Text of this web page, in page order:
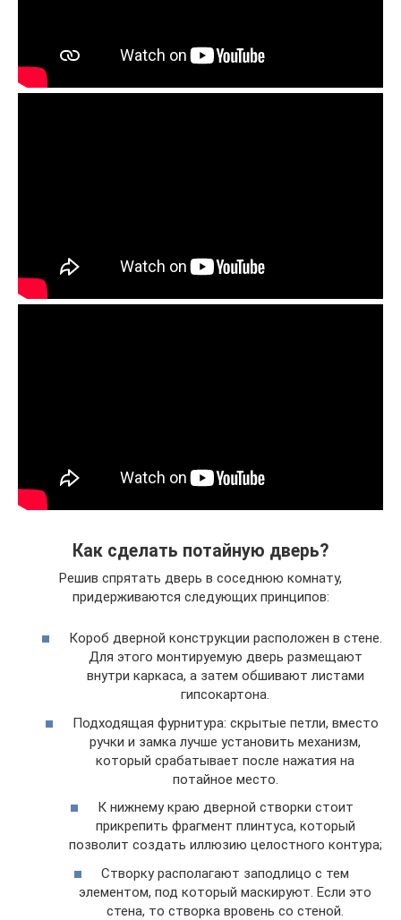
Как сделать потайную дверь?
Решив спрятать дверь в соседнюю комнату,
придерживаются следующих принципов:
Короб дверной конструкции расположен в стене.
Для этого монтируемую дверь размещают
внутри каркаса, а затем обшивают листами
гипсокартона.
Подходящая фурнитура: скрытые петли, вместо
ручки и замка лучше установить механизм,
который срабатывает после нажатия на
потайное место.
К нижнему краю дверной створки стоит
прикрепить фрагмент плинтуса, который
позволит создать иллюзию целостного контура;
Створку располагают заподлицо с тем
элементом, под который маскируют. Если это
стена, то створка вровень со стеной.